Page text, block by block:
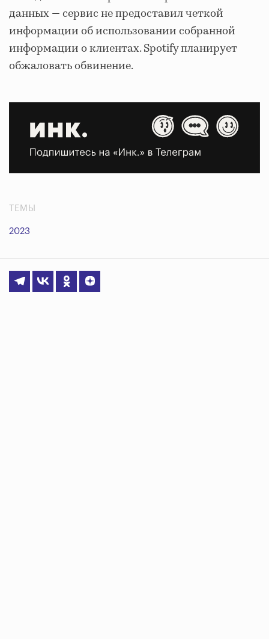
данных — сервис не предоставил четкой
информации об использовании собранной
информации о клиентах. Spotify планирует
обжаловать обвинение.
ТЕМЫ
2023